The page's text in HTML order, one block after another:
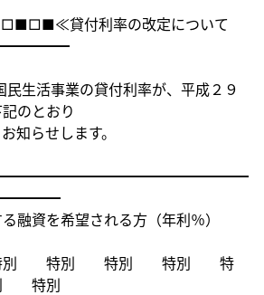
貸付利率の改定について
民生活事業の貸付利率が、平成２９
のとおり
知らせします。
融資を希望される方（年利％）
別 特別 特別 特別 特
特別